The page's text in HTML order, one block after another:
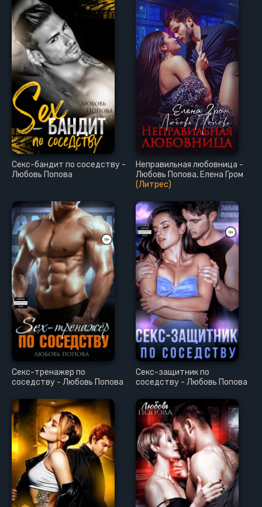
Секс-бандит по соседству -
Любовь Попова
Неправильная любовница -
Любовь Попова, Елена Гром
(Литрес)
Секс-тренажер по
соседству - Любовь Попова
Секс-защитник по
соседству - Любовь Попова